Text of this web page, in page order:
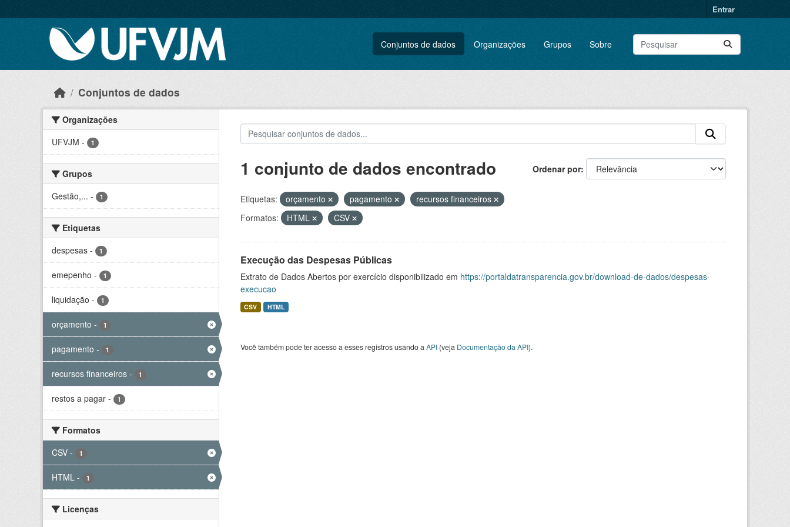
Entrar
Conjuntos de dados Organizações Grupos Sobre
Conjuntos de dados
Organizações
UFVJM - 1
Grupos
Gestão,... - 1
Etiquetas
despesas - 1
emepenho - 1
liquidação - 1
orçamento - 1
pagamento - 1
recursos financeiros - 1
restos a pagar - 1
Formatos
CSV - 1
HTML - 1
Licenças
Ordenar por
1 conjunto de dados encontrado
Etiquetas: orçamento pagamento
recursos financeiros
Formatos:
HTML CSV
Execução das Despesas Públicas
Extrato de Dados Abertos por exercício disponibilizado em https://portaldatransparencia.gov.br/download-de-dados/despesas-
execucao
CSV HTML
Você também pode ter acesso a esses registros usando a API(veja Documentação da API).